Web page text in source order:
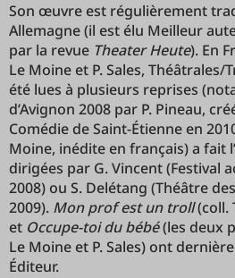
Son œuvre est régulièrement
Allemagne (il est élu Meilleur
par la revue Theater Heute). En
Le Moine et P. Sales, Théâtrales/
été lues à plusieurs reprises
d’Avignon 2008 par P. Pineau,
Comédie de Saint-Étienne en
Moine, inédite en français) a fait
dirigées par G. Vincent (Festival
2008) ou S. Delétang (Théâtre
2009). Mon prof est un troll(coll.
et Occupe-toi du bébé(les deux
Le Moine et P. Sales) ont
Éditeur.